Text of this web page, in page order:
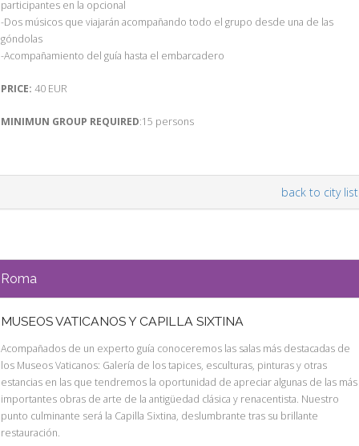
participantes en la opcional
-Dos músicos que viajarán acompañando todo el grupo desde una de las
góndolas
-Acompañamiento del guía hasta el embarcadero
PRICE: 40 EUR
MINIMUN GROUP REQUIRED:15 persons
back to city list
Roma
MUSEOS VATICANOS Y CAPILLA SIXTINA
Acompañados de un experto guía conoceremos las salas más destacadas de
los Museos Vaticanos: Galería de los tapices, esculturas, pinturas y otras
estancias en las que tendremos la oportunidad de apreciar algunas de las más
importantes obras de arte de la antigüedad clásica y renacentista. Nuestro
punto culminante será la Capilla Sixtina, deslumbrante tras su brillante
restauración.